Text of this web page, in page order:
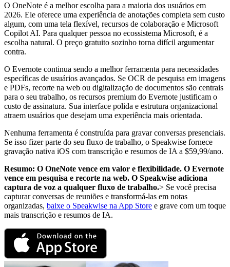
O OneNote é a melhor escolha para a maioria dos usuários em
2026. Ele oferece uma experiência de anotações completa sem custo
algum, com uma tela flexível, recursos de colaboração e Microsoft
Copilot AI. Para qualquer pessoa no ecossistema Microsoft, é a
escolha natural. O preço gratuito sozinho torna difícil argumentar
contra.
O Evernote continua sendo a melhor ferramenta para necessidades
específicas de usuários avançados. Se OCR de pesquisa em imagens
e PDFs, recorte na web ou digitalização de documentos são centrais
para o seu trabalho, os recursos premium do Evernote justificam o
custo de assinatura. Sua interface polida e estrutura organizacional
atraem usuários que desejam uma experiência mais orientada.
Nenhuma ferramenta é construída para gravar conversas presenciais.
Se isso fizer parte do seu fluxo de trabalho, o Speakwise fornece
gravação nativa iOS com transcrição e resumos de IA a $59,99/ano.
Resumo: O OneNote vence em valor e flexibilidade. O Evernote
vence em pesquisa e recorte na web. O Speakwise adiciona
captura de voz a qualquer fluxo de trabalho.> Se você precisa
capturar conversas de reuniões e transformá-las em notas
organizadas, baixe o Speakwise na App Store e grave com um toque
mais transcrição e resumos de IA.